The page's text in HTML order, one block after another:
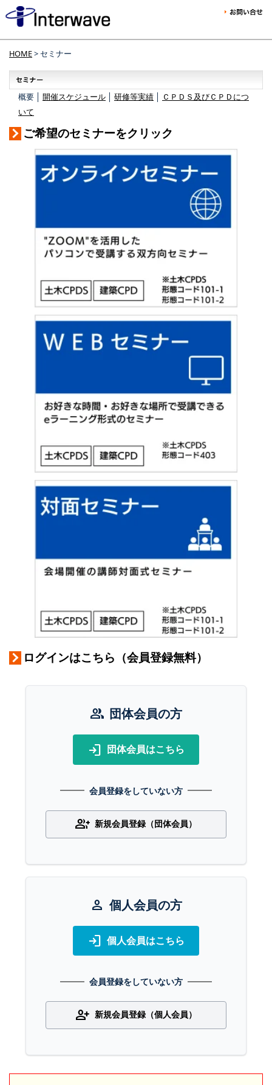
HOME> セミナー
概要 │ 開催スケジュール 研修等実績
ＣＰＤＳ及びＣＰＤにつ
いて
ご希望のセミナーをクリック
ログインはこちら（会員登録無料）
group 団体会員の方
login 団体会員はこちら
会員登録をしていない方
group_add 新規会員登録（団体会員）
person 個人会員の方
login 個人会員はこちら
会員登録をしていない方
person_add 新規会員登録（個人会員）